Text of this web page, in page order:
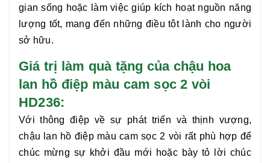
gian sống hoặc làm việc giúp kích hoạt nguồn năng
lượng tốt, mang đến những điều tôt lành cho người
sở hữu.
Giá trị làm quà tặng của chậu hoa
lan hồ điệp màu cam sọc 2 vòi
HD236:
Với thông điệp về sự phát triển và thịnh vượng,
chậu lan hồ điệp màu cam sọc 2 vòi rất phù hợp để
chúc mừng sự khởi đầu mới hoặc bày tỏ lời chúc